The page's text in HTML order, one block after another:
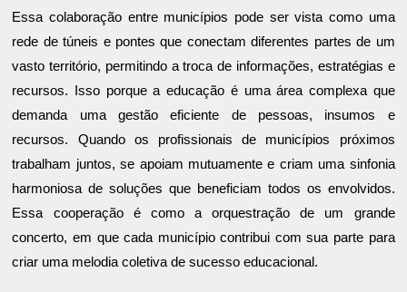
Essa colaboração entre municípios pode ser vista como uma
rede de túneis e pontes que conectam diferentes partes de um
vasto território, permitindo a troca de informações, estratégias e
recursos. Isso porque a educação é uma área complexa que
demanda uma gestão eficiente de pessoas, insumos e
recursos. Quando os profissionais de municípios próximos
trabalham juntos, se apoiam mutuamente e criam uma sinfonia
harmoniosa de soluções que beneficiam todos os envolvidos.
Essa cooperação é como a orquestração de um grande
concerto, em que cada município contribui com sua parte para
criar uma melodia coletiva de sucesso educacional.